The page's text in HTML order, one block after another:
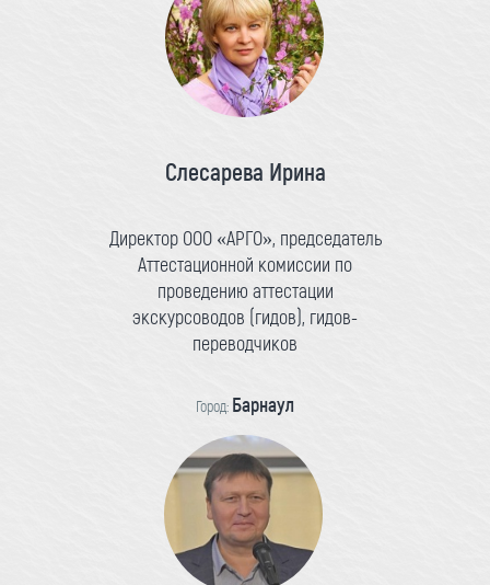
Слесарева Ирина
Директор ООО «АРГО», председатель
Аттестационной комиссии по
проведению аттестации
экскурсоводов (гидов), гидов-
переводчиков
Город: Барнаул